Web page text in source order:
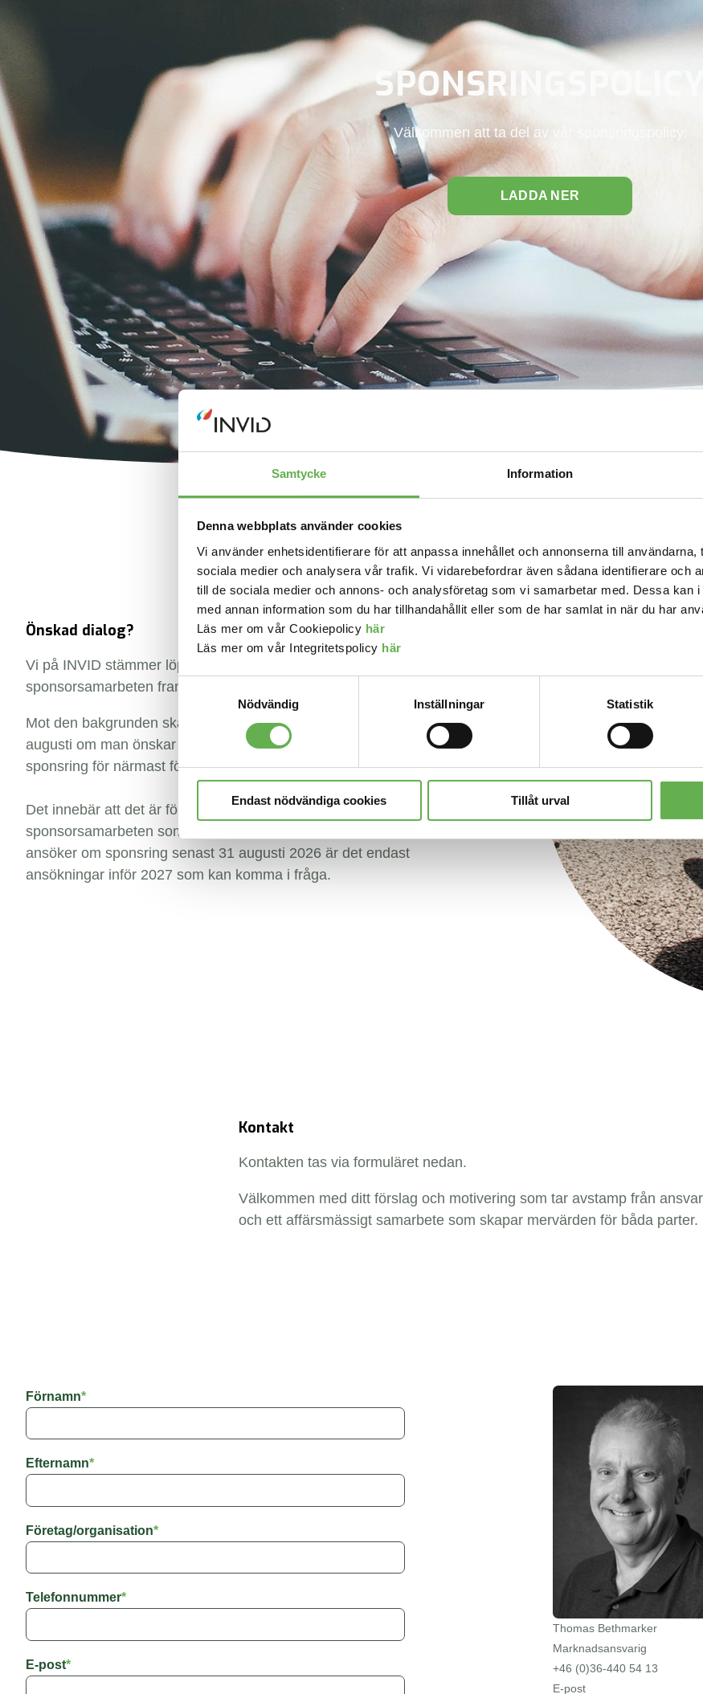
Samtycke Information
Denna webbplats använder cookies
Vi använder enhetsidentifierare för att anpassa innehållet och annonserna till användarna,
sociala medier och analysera vår trafik. Vi vidarebefordrar även sådana identifierare och
till de sociala medier och annons- och analysföretag som vi samarbetar med. Dessa kan
med annan information som du har tillhandahållit eller som de har samlat in när du har
Läs mer om vår Cookiepolicy här
Läs mer om vår Integritetspolicy här
Samtyckesval
Nödvändig
Inställningar Statistik
Endast nödvändiga cookies Tillåt urval
SPONSRINGSPOLICY
Välkommen att ta del av vår sponsringspolicy.
LADDA NER
Önskad dialog?
Vi på INVID stämmer löpande av våra aktuella
sponsorsamarbeten fram till årsskiftet varje år.
Mot den bakgrunden skall man kontakta oss senast den 31
augusti om man önskar föra en dialog med oss gällande
sponsring för närmast följande kalenderår.
Det innebär att det är för sent nu att ansöka om
sponsorsamarbeten som genomförs under 2026. Om man
ansöker om sponsring senast 31 augusti 2026 är det endast
ansökningar inför 2027 som kan komma i fråga.
Kontakt
Kontakten tas via formuläret nedan.
Välkommen med ditt förslag och motivering som tar avstamp från
och ett affärsmässigt samarbete som skapar mervärden för båda parter.
Förnamn*
Efternamn*
Företag/organisation*
Telefonnummer*
E-post*
Thomas Bethmarker
Marknadsansvarig
+46 (0)36-440 54 13
E-post